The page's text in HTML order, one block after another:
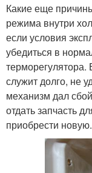
Какие еще
режима внутри
если условия
убедиться в
терморегулятора.
служит долго, не
механизм дал
отдать запчасть
приобрести новую.